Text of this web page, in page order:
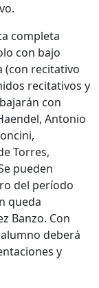
completa
con bajo
(con recitativo
recitativos y
con
Antonio
Torres,
pueden
del período
queda
Banzo. Con
deberá
y